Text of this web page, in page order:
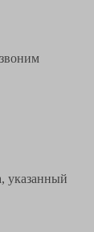
указанный